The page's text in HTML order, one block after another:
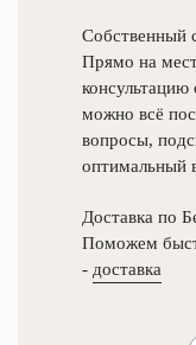
6/20
Радиус
поворота,
Размер
колеса,
140х55
Размер
Собственный
Прямо на
консультацию
можно всё
вопросы,
оптимальный
Доставка по
Поможем
- доставка